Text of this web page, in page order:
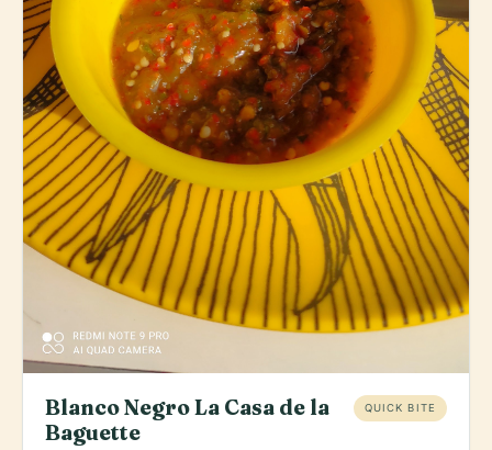
Blanco Negro La Casa de la
Baguette
QUICK BITE